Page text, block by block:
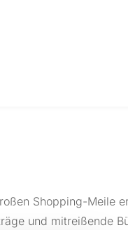
Shopping-Meile
und mitreißende